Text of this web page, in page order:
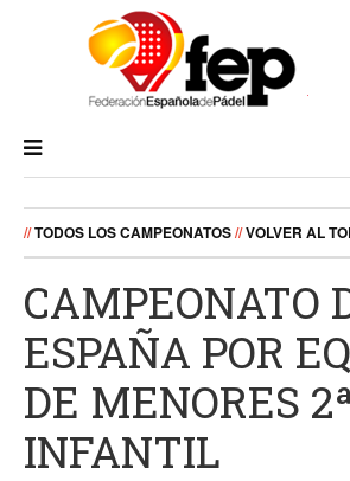
//TODOS LOS CAMPEONATOS//VOLVER AL
CAMPEONATO
ESPAÑA POR
DE MENORES
INFANTIL